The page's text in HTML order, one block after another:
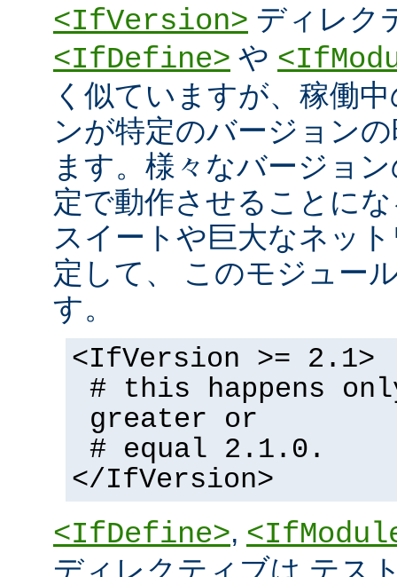
<IfVersion> ディレク
<IfDefine> や
く似ていますが、稼働
ンが特定のバージョン
ます。様々なバージョ
定で動作させることに
スイートや巨大なネッ
定して、 このモジュー
す。
<IfVersion >= 2.1>
# this happens
greater or
# equal 2.1.0.
</IfVersion>
<IfDefine>,
ディレクティブは テス